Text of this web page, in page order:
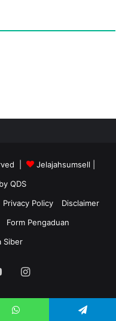
| Jelajahsumsell
QDS
Privacy Policy
Disclaimer
Form Pengaduan
Siber
YouTubeInstagram